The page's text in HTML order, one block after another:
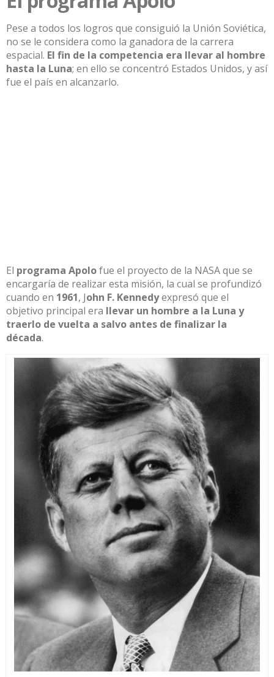
Pese a todos los logros que consiguió la Unión Soviética,
no se le considera como la ganadora de la carrera
espacial. El fin de la competencia era llevar al hombre
hasta la Luna; en ello se concentró Estados Unidos, y así
fue el país en alcanzarlo.
El programa Apolofue el proyecto de la NASA que se
encargaría de realizar esta misión, la cual se profundizó
cuando en 1961, John F. Kennedyexpresó que el
objetivo principal era llevar un hombre a la Luna y
traerlo de vuelta a salvo antes de finalizar la
década.